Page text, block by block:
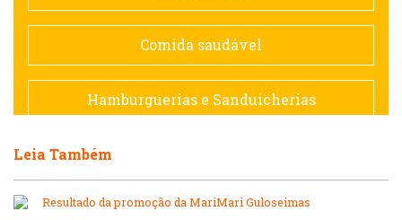
Espanhola
Francesa
Comida saudável
Hamburguerias e Sanduicherias
Lanchonetes
Leia Também
Resultado da promoção da MariMari Guloseimas